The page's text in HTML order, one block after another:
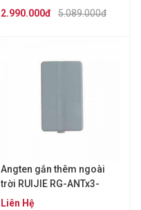
5.089.000đ
2.990.000đ
Angten gắn thêm ngoài
trời RUIJIE RG-ANTx3-
2400D
Liên Hệ